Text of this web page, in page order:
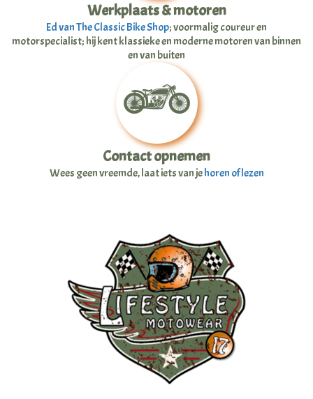
Werkplaats & motoren
Ed van The Classic Bike Shop; voormalig coureur en
motorspecialist; hij kent klassieke en moderne motoren van binnen
en van buiten
Contact opnemen
Wees geen vreemde, laat iets van jehoren of lezen